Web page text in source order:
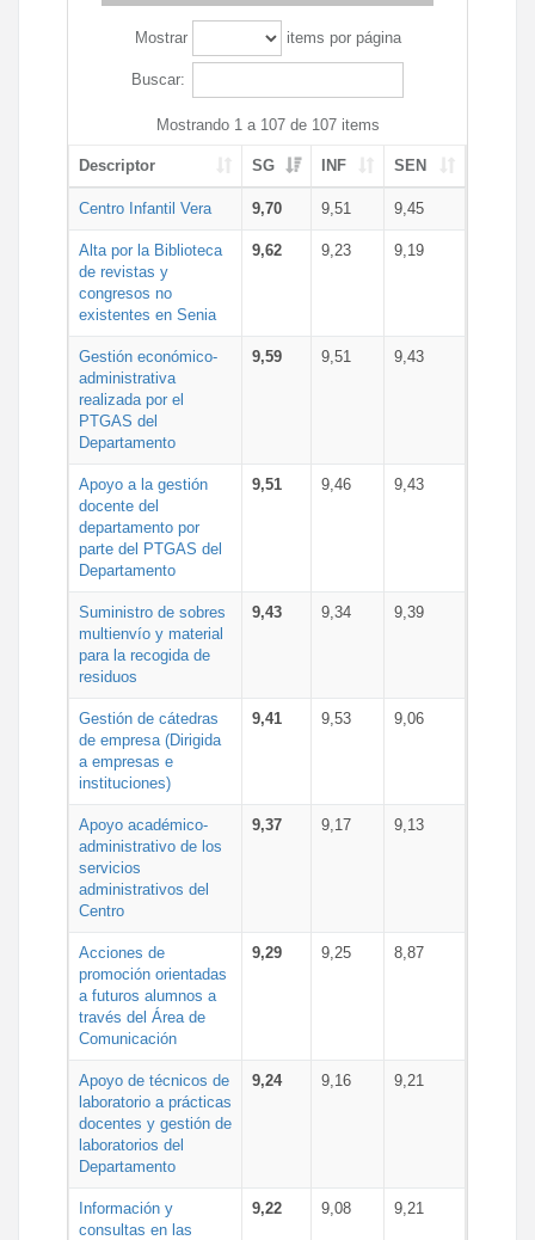
Mostrar items por página
Buscar:
Mostrando 1 a 107 de 107 items
Descriptor SG INF SEN
Centro Infantil Vera 9,70 9,51 9,45
Alta por la Biblioteca
de revistas y
congresos no
existentes en Senia
9,62 9,23 9,19
Gestión económico-
administrativa
realizada por el
PTGAS del
Departamento
9,59 9,51 9,43
Apoyo a la gestión
docente del
departamento por
parte del PTGAS del
Departamento
9,51 9,46 9,43
Suministro de sobres
multienvío y material
para la recogida de
residuos
9,43 9,34 9,39
Gestión de cátedras
de empresa (Dirigida
a empresas e
instituciones)
9,41 9,53 9,06
Apoyo académico-
administrativo de los
servicios
administrativos del
Centro
9,37 9,17 9,13
Acciones de
promoción orientadas
a futuros alumnos a
través del Área de
Comunicación
9,29 9,25 8,87
Apoyo de técnicos de
laboratorio a prácticas
docentes y gestión de
laboratorios del
Departamento
9,24 9,16 9,21
Información y
consultas en las
9,22 9,08 9,21